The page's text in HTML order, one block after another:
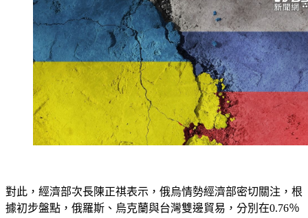
據初步盤點，俄羅斯、烏克蘭與台灣雙邊貿易，分別在0.76％
及0.37％，都低於1％。貿易額本身不大，但從兩地進口物